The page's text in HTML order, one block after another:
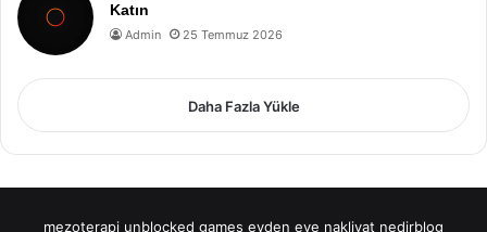
Katın
Admin 25 Temmuz 2026
Daha Fazla Yükle
mezoterapi unblocked games evden eve nakliyat nedirblog